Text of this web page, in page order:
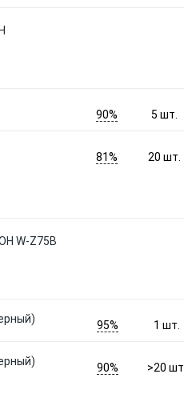
90% 5 шт.
81% 20 шт.
W-Z75B
95% 1шт.
90% >20шт.